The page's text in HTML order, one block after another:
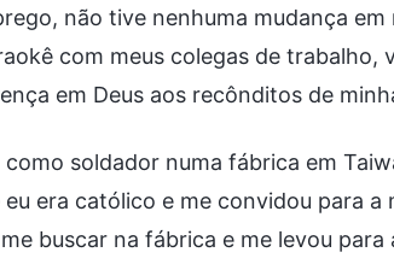
não tive nenhuma mudança
com meus colegas de trabalho,
em Deus aos recônditos de
como soldador numa fábrica em
era católico e me convidou para a
buscar na fábrica e me levou